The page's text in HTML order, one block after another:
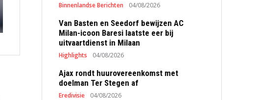
Binnenlandse Berichten 04/08/2026
Van Basten en Seedorf bewijzen AC
Milan-icoon Baresi laatste eer bij
uitvaartdienst in Milaan
Highlights 04/08/2026
Ajax rondt huurovereenkomst met
doelman Ter Stegen af
Eredivisie 04/08/2026